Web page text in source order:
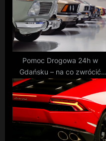
Pomoc Drogowa 24h w
Gdańsku – na co zwrócić
uwagę?